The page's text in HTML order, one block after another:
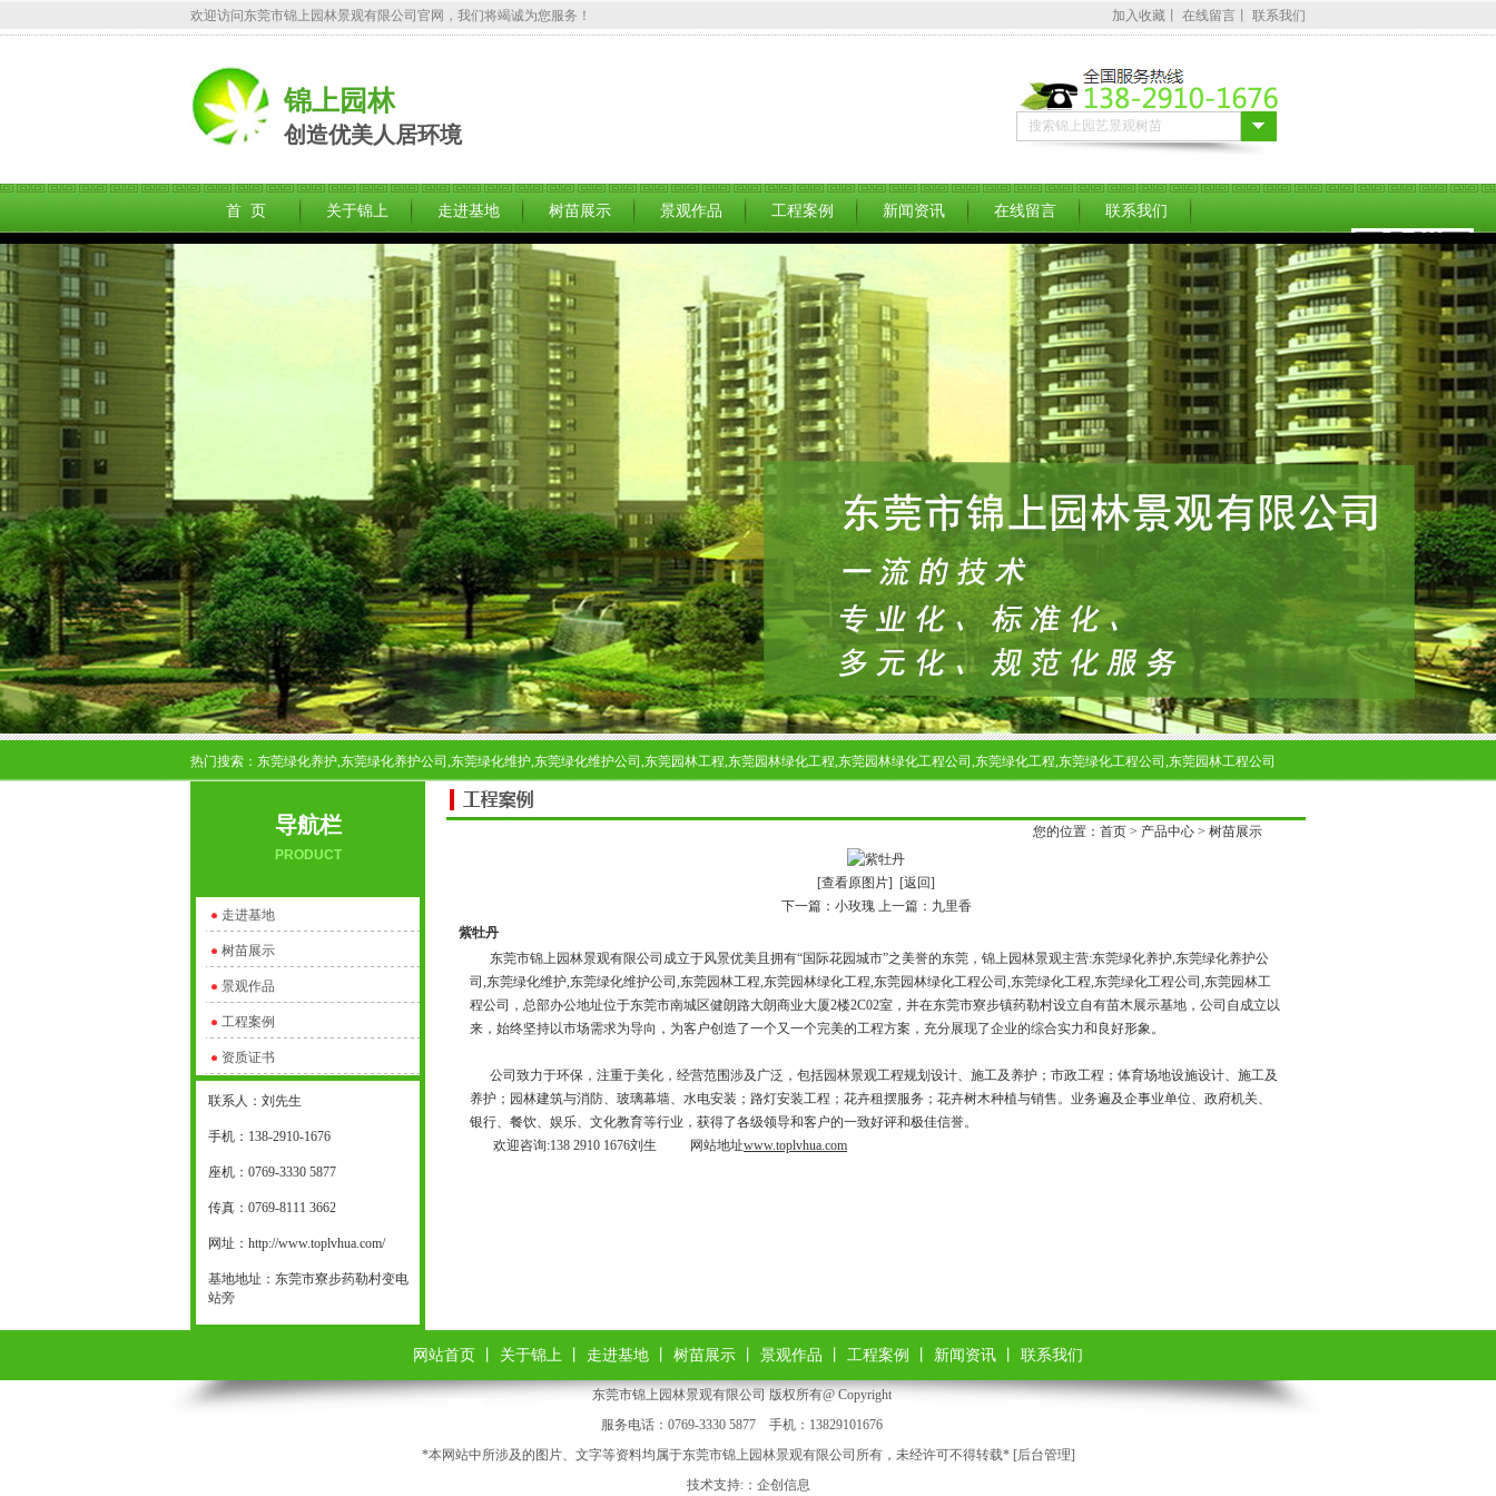
欢迎访问东莞市锦上园林景观有限公司官网，我们将竭诚为您服务！ 加入收藏 在线留言 联系我们
锦上园林
创造优美人居环境
首 页 关于锦上 走进基地 树苗展示 景观作品 工程案例 新闻资讯 在线留言 联系我们
热门搜索：东莞绿化养护,东莞绿化养护公司,东莞绿化维护,东莞绿化维护公司,东莞园林工程,东莞园林绿化工程,东莞园林绿化工程公司,东莞绿化工程,东莞绿化工程公司,东莞园林工程公司
导航栏
PRODUCT
走进基地
树苗展示
景观作品
工程案例
资质证书
联系人：刘先生
手机：138-2910-1676
座机：0769-3330 5877
传真：0769-8111 3662
网址：http://www.toplvhua.com/
基地地址：东莞市寮步药勒村变电
站旁
您的位置：首页 > 产品中心 >树苗展示
[查看原图片] [返回]
下一篇： 小玫瑰上一篇： 九里香
紫牡丹
东莞市锦上园林景观有限公司成立于风景优美且拥有“国际花园城市”之美誉的东莞，锦上园林景观主营:东莞绿化养护,东莞绿化养护公
司,东莞绿化维护,东莞绿化维护公司,东莞园林工程,东莞园林绿化工程,东莞园林绿化工程公司,东莞绿化工程,东莞绿化工程公司,东莞园林工
程公司，总部办公地址位于东莞市南城区健朗路大朗商业大厦2楼2C02室，并在东莞市寮步镇药勒村设立自有苗木展示基地，公司自成立以
来，始终坚持以市场需求为导向，为客户创造了一个又一个完美的工程方案，充分展现了企业的综合实力和良好形象。
公司致力于环保，注重于美化，经营范围涉及广泛，包括园林景观工程规划设计、施工及养护；市政工程；体育场地设施设计、施工及
养护；园林建筑与消防、玻璃幕墙、水电安装；路灯安装工程；花卉租摆服务；花卉树木种植与销售。业务遍及企事业单位、政府机关、
银行、餐饮、娱乐、文化教育等行业，获得了各级领导和客户的一致好评和极佳信誉。
欢迎咨询:138 2910 1676刘生 网站地址www.toplvhua.com
网站首页 关于锦上 走进基地 树苗展示 景观作品 工程案例 新闻资讯 联系我们
东莞市锦上园林景观有限公司 版权所有@ Copyright
服务电话：0769-3330 5877 手机：13829101676
*本网站中所涉及的图片、文字等资料均属于东莞市锦上园林景观有限公司所有，未经许可不得转载* [后台管理]
技术支持:： 企创信息